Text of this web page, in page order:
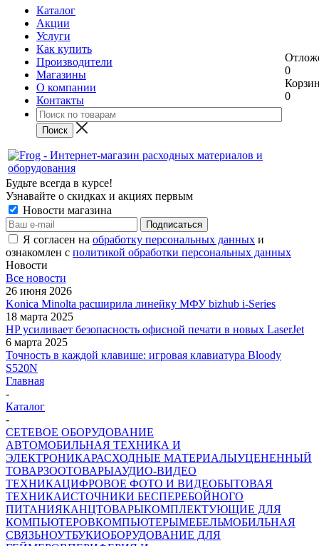
Каталог
Акции
Услуги
Как купить
Производители
Магазины
О компании
Контакты
0
0
Будьте всегда в курсе!
Узнавайте о скидках и акциях первым
Новости магазина
Я согласен на обработку персональных данных и
ознакомлен с политикой обработки персональных данных
Новости
Все новости
26 июня 2026
Konica Minolta расширила линейку МФУ bizhub i-Series
18 марта 2025
HP усиливает безопасность офисной печати в новых LaserJet
6 марта 2025
Точность в каждой клавише: игровая клавиатура Bloody
S520N
Главная
-
Каталог
-
СЕТЕВОЕ ОБОРУДОВАНИЕ
АВТОМОБИЛЬНАЯ ТЕХНИКА И
ЭЛЕКТРОНИКАРАСХОДНЫЕ МАТЕРИАЛЫУЦЕНЕННЫЙ
ТОВАРЗООТОВАРЫАУДИО-ВИДЕО
ТЕХНИКАЦИФРОВОЕ ФОТО И ВИДЕОБЫТОВАЯ
ТЕХНИКАИСТОЧНИКИ БЕСПЕРЕБОЙНОГО
ПИТАНИЯКАНЦТОВАРЫКОМПЛЕКТУЮЩИЕ ДЛЯ
КОМПЬЮТЕРОВКОМПЬЮТЕРЫМЕБЕЛЬМОБИЛЬНАЯ
СВЯЗЬНОУТБУКИОБОРУДОВАНИЕ ДЛЯ